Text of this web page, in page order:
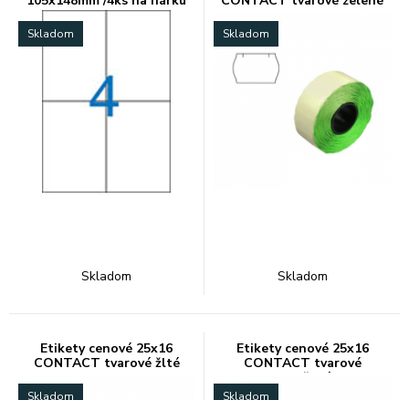
Skladom
Skladom
Skladom
Skladom
Etikety cenové 25x16
CONTACT tvarové žlté
Skladom
Etikety cenové 25x16
CONTACT tvarové
oranžové
Skladom